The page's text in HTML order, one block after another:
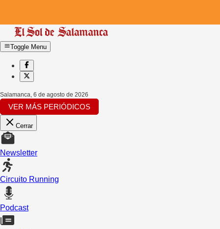
Toggle Menu
Salamanca, 6 de agosto de 2026
VER MÁS PERIÓDICOS
Cerrar
Newsletter
Circuito Running
Podcast